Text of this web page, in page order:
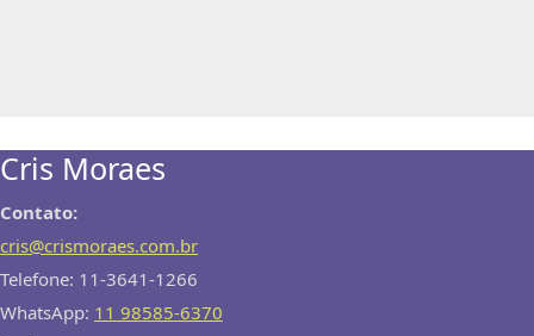
Cris Moraes
Contato:
cris@crismoraes.com.br
Telefone: 11-3641-1266
WhatsApp: 11 98585-6370